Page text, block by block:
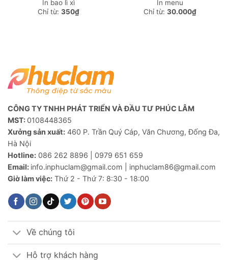
In bao lì xì
Chỉ từ: 350₫
In menu
Chỉ từ: 30.000₫
CÔNG TY TNHH PHÁT TRIỂN VÀ ĐẦU TƯ PHÚC LÂM
MST: 0108448365
Xưởng sản xuất: 460 P. Trần Quý Cáp, Văn Chương, Đống Đa,
Hà Nội
Hotline: 086 262 8896 | 0979 651 659
Email: info.inphuclam@gmail.com | inphuclam86@gmail.com
Giờ làm việc: Thứ 2 - Thứ 7: 8:30 - 18:00
Về chúng tôi
Hỗ trợ khách hàng